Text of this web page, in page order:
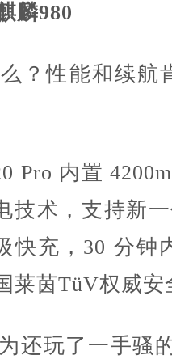
麟980
性能和续航
内置
技术，支持新
快充，30 分钟
莱茵TüV权威安
玩了一手骚